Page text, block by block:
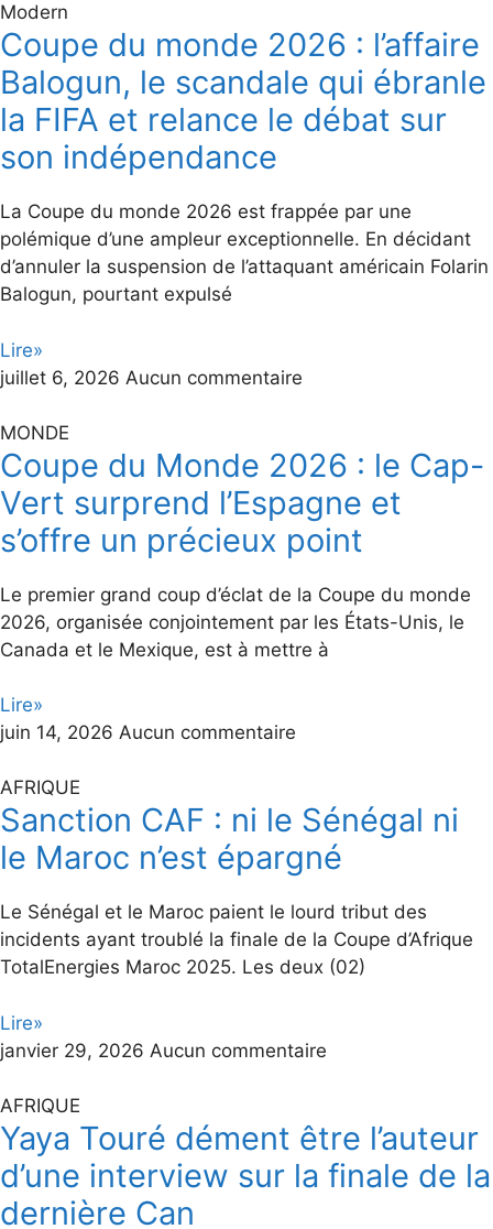
Modern
Coupe du monde 2026 : l’affaire
Balogun, le scandale qui ébranle
la FIFA et relance le débat sur
son indépendance
La Coupe du monde 2026 est frappée par une
polémique d’une ampleur exceptionnelle. En décidant
d’annuler la suspension de l’attaquant américain Folarin
Balogun, pourtant expulsé
Lire»
juillet 6, 2026 Aucun commentaire
MONDE
Coupe du Monde 2026 : le Cap-
Vert surprend l’Espagne et
s’offre un précieux point
Le premier grand coup d’éclat de la Coupe du monde
2026, organisée conjointement par les États-Unis, le
Canada et le Mexique, est à mettre à
Lire»
juin 14, 2026 Aucun commentaire
AFRIQUE
Sanction CAF : ni le Sénégal ni
le Maroc n’est épargné
Le Sénégal et le Maroc paient le lourd tribut des
incidents ayant troublé la finale de la Coupe d’Afrique
TotalEnergies Maroc 2025. Les deux (02)
Lire»
janvier 29, 2026 Aucun commentaire
AFRIQUE
Yaya Touré dément être l’auteur
d’une interview sur la finale de la
dernière Can